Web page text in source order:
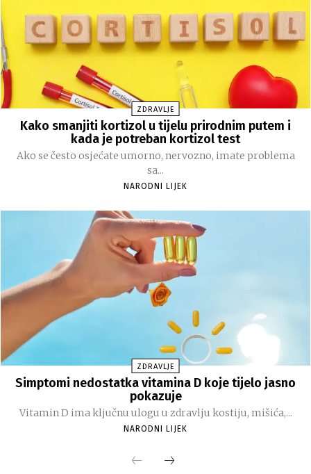
ZDRAVLJE
Kako smanjiti kortizol u tijelu prirodnim putem i
kada je potreban kortizol test
Ako se često osjećate umorno, nervozno, imate problema
sa...
NARODNI LIJEK
ZDRAVLJE
Simptomi nedostatka vitamina D koje tijelo jasno
pokazuje
Vitamin D ima ključnu ulogu u zdravlju kostiju, mišića,...
NARODNI LIJEK